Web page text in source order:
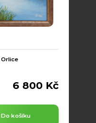
6 800 Kč
Do košíku